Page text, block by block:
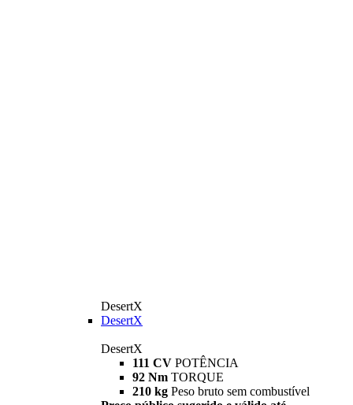
DesertX
DesertX
DesertX
111 CV POTÊNCIA
92 Nm TORQUE
210 kg Peso bruto sem combustível